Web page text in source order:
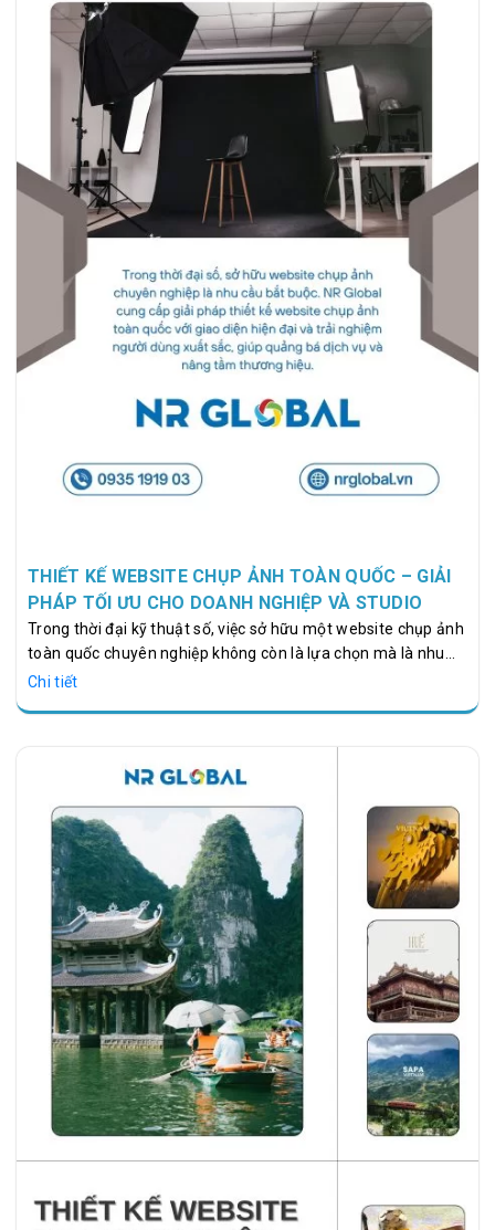
THIẾT KẾ WEBSITE CHỤP ẢNH TOÀN QUỐC – GIẢI
PHÁP TỐI ƯU CHO DOANH NGHIỆP VÀ STUDIO
Trong thời đại kỹ thuật số, việc sở hữu một website chụp ảnh
toàn quốc chuyên nghiệp không còn là lựa chọn mà là nhu
cầu bắt buộc đối với các studio, nhiếp ảnh gia, và doanh
năng và nâng tầm thương hiệu. NR Global là đơn vị tiên
phong cung cấp dịch vụ thiết kế website chụp ảnh toàn quốc
dùng xuất sắc.…
Chi tiết